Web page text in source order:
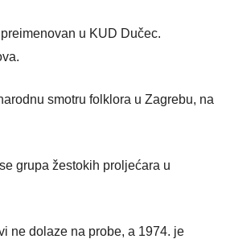
u KUD Dučec.
smotru folklora u Zagrebu, na
grupa žestokih proljećara u
ne dolaze na probe, a 1974. je